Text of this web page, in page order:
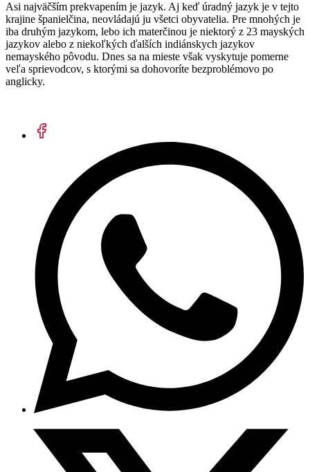
Asi najväčším prekvapením je jazyk. Aj keď úradný jazyk je v tejto
krajine španielčina, neovládajú ju všetci obyvatelia. Pre mnohých je
iba druhým jazykom, lebo ich materčinou je niektorý z 23 mayských
jazykov alebo z niekoľkých ďalších indiánskych jazykov
nemayského pôvodu. Dnes sa na mieste však vyskytuje pomerne
veľa sprievodcov, s ktorými sa dohovoríte bezproblémovo po
anglicky.